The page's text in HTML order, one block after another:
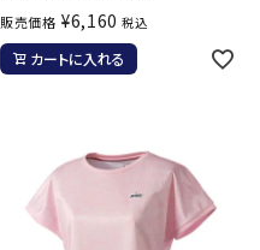
販売価格 ¥6,160 税込
カートに入れる